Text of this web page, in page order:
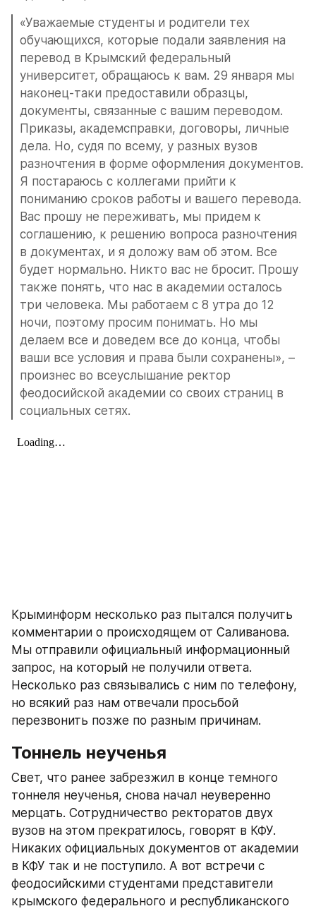
«Уважаемые студенты и родители тех
обучающихся, которые подали заявления на
перевод в Крымский федеральный
университет, обращаюсь к вам. 29 января мы
наконец-таки предоставили образцы,
документы, связанные с вашим переводом.
Приказы, академсправки, договоры, личные
дела. Но, судя по всему, у разных вузов
разночтения в форме оформления документов.
Я постараюсь с коллегами прийти к
пониманию сроков работы и вашего перевода.
Вас прошу не переживать, мы придем к
соглашению, к решению вопроса разночтения
в документах, и я доложу вам об этом. Все
будет нормально. Никто вас не бросит. Прошу
также понять, что нас в академии осталось
три человека. Мы работаем с 8 утра до 12
ночи, поэтому просим понимать. Но мы
делаем все и доведем все до конца, чтобы
ваши все условия и права были сохранены», –
произнес во всеуслышание ректор
феодосийской академии со своих страниц в
социальных сетях.
Крыминформ несколько раз пытался получить
комментарии о происходящем от Саливанова.
Мы отправили официальный информационный
запрос, на который не получили ответа.
Несколько раз связывались с ним по телефону,
но всякий раз нам отвечали просьбой
перезвонить позже по разным причинам.
Тоннель неученья
Свет, что ранее забрезжил в конце темного
тоннеля неученья, снова начал неуверенно
мерцать. Сотрудничество ректоратов двух
вузов на этом прекратилось, говорят в КФУ.
Никаких официальных документов от академии
в КФУ так и не поступило. А вот встречи с
феодосийскими студентами представители
крымского федерального и республиканского